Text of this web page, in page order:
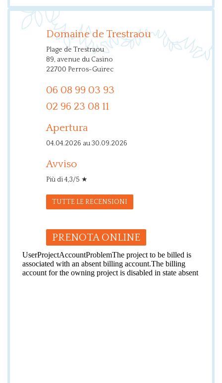
Domaine de Trestraou
Plage de Trestraou
89, avenue du Casino
22700 Perros-Guirec
06 08 99 03 93
02 96 23 08 11
Apertura
04.04.2026 au 30.09.2026
Avviso
Più di 4,3/5 ★
TUTTE LE RECENSIONI
PRENOTA ONLINE